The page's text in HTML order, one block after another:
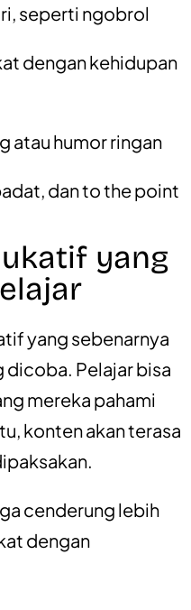
seperti ngobrol
dengan kehidupan
atau humor ringan
dan to the point
yang
yang sebenarnya
dicoba. Pelajar bisa
mereka pahami
konten akan terasa
cenderung lebih
dengan